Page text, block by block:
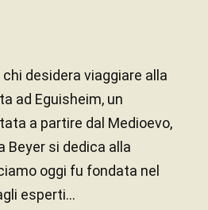
desidera viaggiare alla
ad Eguisheim, un
a partire dal Medioevo,
Beyer si dedica alla
oggi fu fondata nel
esperti...